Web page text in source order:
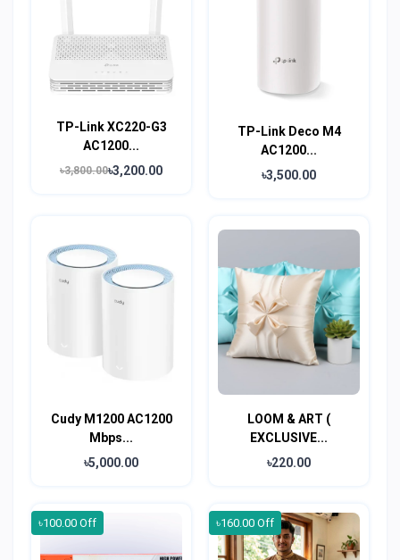
TP-Link XC220-G3
AC1200...
৳3,800.00৳3,200.00
TP-Link Deco M4
AC1200...
৳3,500.00
Cudy M1200 AC1200
Mbps...
৳5,000.00
LOOM & ART (
EXCLUSIVE...
৳220.00
৳100.00 Off ৳160.00 Off